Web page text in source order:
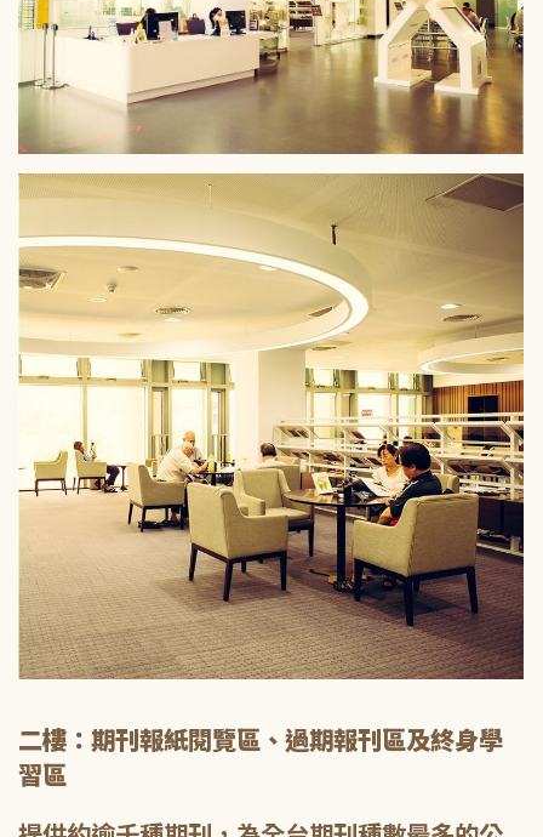
二樓：期刊報紙閱覽區、過期報刊區及終身學
習區